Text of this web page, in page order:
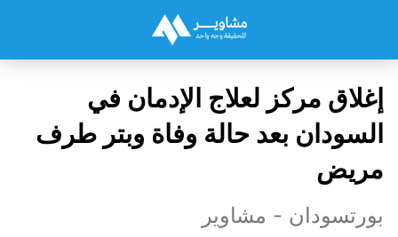
إغلاق مركز لعلاج الإدمان في
السودان بعد حالة وفاة وبتر طرف
مريض
بورتسودان - مشاوير